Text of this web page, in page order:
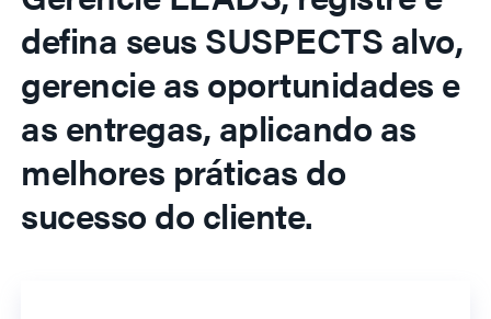
defina seus SUSPECTS alvo,
gerencie as oportunidades e
as entregas, aplicando as
melhores práticas do
sucesso do cliente.